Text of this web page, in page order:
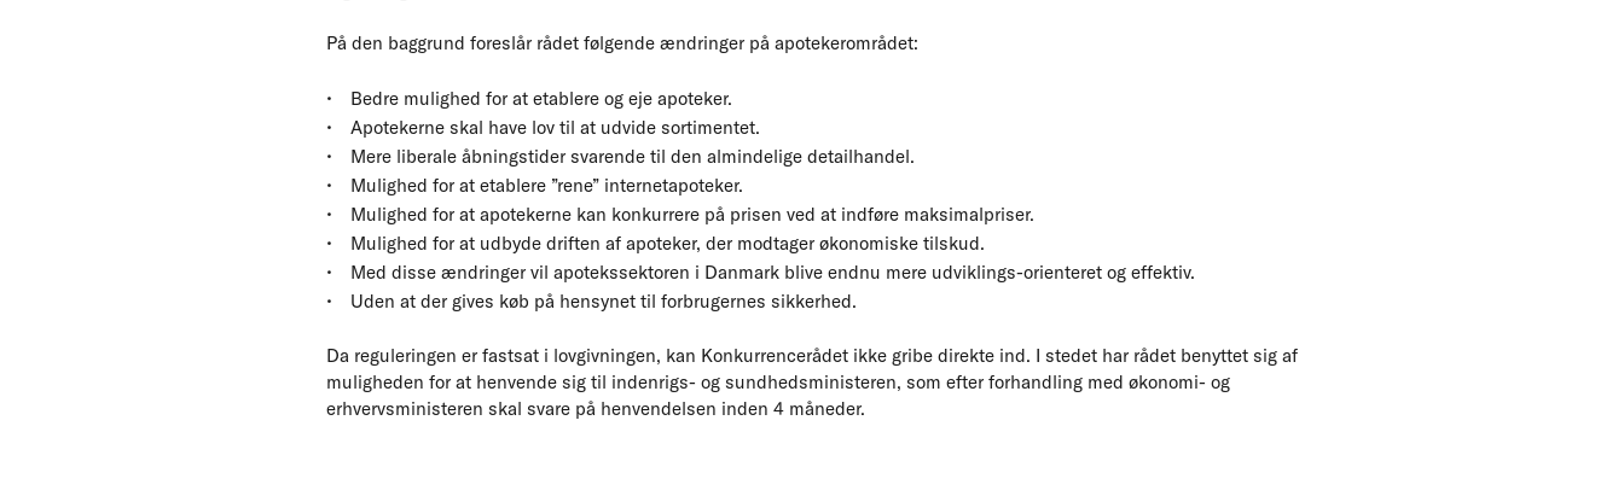
På den baggrund foreslår rådet følgende ændringer på apotekerområdet:
Bedre mulighed for at etablere og eje apoteker.
Apotekerne skal have lov til at udvide sortimentet.
Mere liberale åbningstider svarende til den almindelige detailhandel.
Mulighed for at etablere ”rene” internetapoteker.
Mulighed for at apotekerne kan konkurrere på prisen ved at indføre maksimalpriser.
Mulighed for at udbyde driften af apoteker, der modtager økonomiske tilskud.
Med disse ændringer vil apotekssektoren i Danmark blive endnu mere udviklings-orienteret og effektiv.
Uden at der gives køb på hensynet til forbrugernes sikkerhed.
Da reguleringen er fastsat i lovgivningen, kan Konkurrencerådet ikke gribe direkte ind. I stedet har rådet benyttet sig af
muligheden for at henvende sig til indenrigs- og sundhedsministeren, som efter forhandling med økonomi- og
erhvervsministeren skal svare på henvendelsen inden 4 måneder.